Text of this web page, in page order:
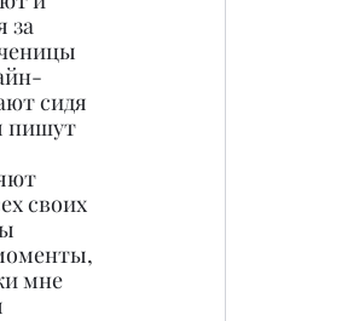
за
сидя
пишут
своих
мне